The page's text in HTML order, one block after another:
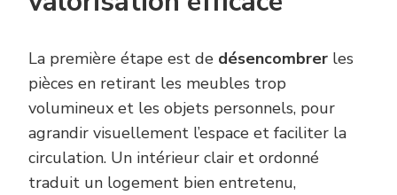
La première étape est de désencombrer les
pièces en retirant les meubles trop
volumineux et les objets personnels, pour
agrandir visuellement l’espace et faciliter la
circulation. Un intérieur clair et ordonné
traduit un logement bien entretenu,